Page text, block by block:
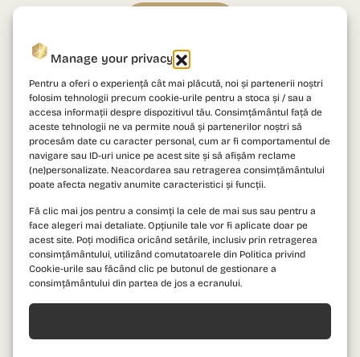
Manage your privacy
Pentru a oferi o experiență cât mai plăcută, noi și partenerii noștri
folosim tehnologii precum cookie-urile pentru a stoca și / sau a
accesa informații despre dispozitivul tău. Consimțământul față de
aceste tehnologii ne va permite nouă și partenerilor noștri să
procesăm date cu caracter personal, cum ar fi comportamentul de
navigare sau ID-uri unice pe acest site și să afișăm reclame
(ne)personalizate. Neacordarea sau retragerea consimțământului
poate afecta negativ anumite caracteristici și funcții.
Fă clic mai jos pentru a consimți la cele de mai sus sau pentru a
face alegeri mai detaliate. Opțiunile tale vor fi aplicate doar pe
acest site. Poți modifica oricând setările, inclusiv prin retragerea
consimțământului, utilizând comutatoarele din Politica privind
Cookie-urile sau făcând clic pe butonul de gestionare a
consimțământului din partea de jos a ecranului.
Studio Dublu Tip A2